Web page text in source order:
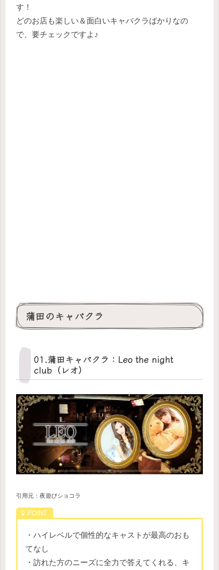
す！
どのお店も楽しい＆面白いキャバクラばかりなの
で、要チェックですよ♪
蒲田のキャバクラ
01.蒲田キャバクラ：Leo the night
club（レオ）
引用元：夜遊びショコラ
・ハイレベルで個性的なキャストが最高のおも
てなし
・訪れた方のニーズに全力で答えてくれる、キ